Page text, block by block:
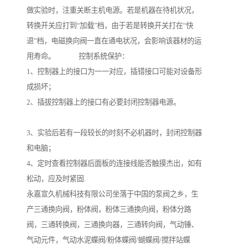
做实验时，注重关断主机电源。若是机器在待机状况，
转换开关应打到“加载”档，由于若是转换开关打在“快
退”档，电磁换向阀一直在通电状况，会影响该器材的运
用寿命。 控制系统保护：
1、控制器上的接口为一一对应，插错接口可能对设备形
成损坏；
2、插拔控制器上的接口有必要封闭控制器电源。
3、实验后若有一段较长的时刻不必机器时，封闭控制器
和电脑；
4、定时查看控制器后面板的连接线能否触摸杰出，如有
松动，应及时紧固.
永嘉宣久机械科技有限公司坐落于中国的泵阀之乡，生
产三通换向阀，粉体阀，粉体三通换向阀，粉体分路
阀，三通转换阀，三通换向器，三通转向阀，气动锤、
气动元件，气动水泥蝶阀/粉体蝶阀/蝴蝶阀/搅拌站蝶